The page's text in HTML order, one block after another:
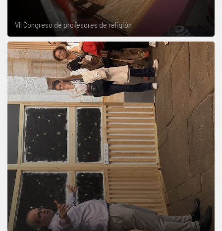
VII Congreso de profesores de religión